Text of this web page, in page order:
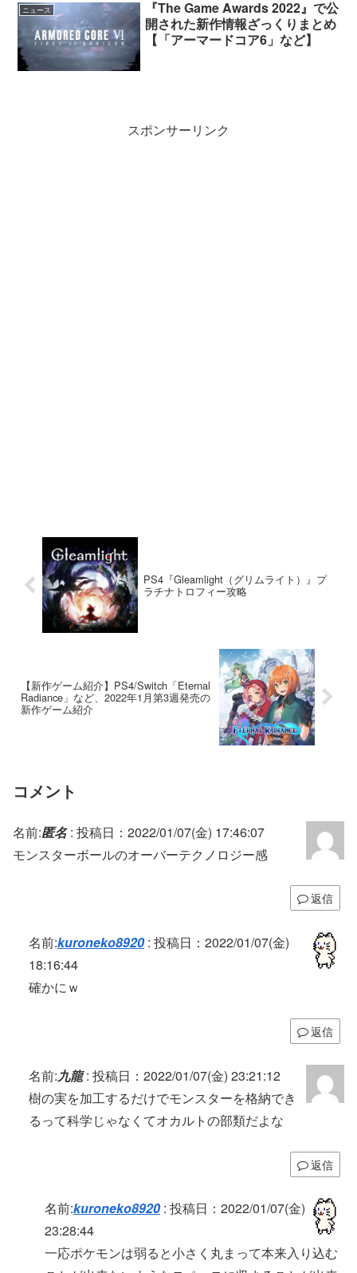
ニュース
『The Game Awards 2022』で公
開された新作情報ざっくりまとめ
【「アーマードコア6」など】
スポンサーリンク
PS4『Gleamlight（グリムライト）』プ
ラチナトロフィー攻略
【新作ゲーム紹介】PS4/Switch「Eternal
Radiance」など、2022年1月第3週発売の
新作ゲーム紹介
コメント
名前:匿名: 投稿日：2022/01/07(金) 17:46:07
モンスターボールのオーバーテクノロジー感
返信
名前:kuroneko8920: 投稿日：2022/01/07(金)
18:16:44
確かにｗ
返信
名前:九龍: 投稿日：2022/01/07(金) 23:21:12
樹の実を加工するだけでモンスターを格納でき
るって科学じゃなくてオカルトの部類だよな
返信
名前:kuroneko8920: 投稿日：2022/01/07(金)
23:28:44
一応ポケモンは弱ると小さく丸まって本来入り込む